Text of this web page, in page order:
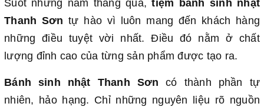
Suốt những năm tháng qua,tiệm bánh sinh nhật
Thanh Sơntự hào vì luôn mang đến khách hàng
những điều tuyệt vời nhất. Điều đó nằm ở chất
lượng đỉnh cao của từng sản phẩm được tạo ra.
Bánh sinh nhật Thanh Sơncó thành phần
tự
nhiên, hảo hạng. Chỉ những nguyên liệu rõ nguồn